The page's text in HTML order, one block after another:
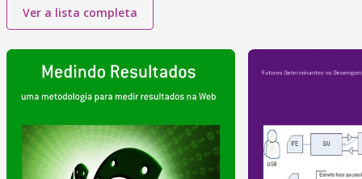
Ver a lista completa